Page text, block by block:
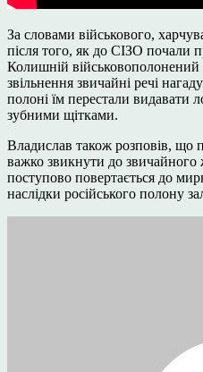
За словами військового,
після того, як до СІЗО почали
Колишній військовополонений
звільнення звичайні речі
полоні їм перестали видавати
зубними щітками.
Владислав також розповів, що
важко звикнути до звичайного
поступово повертається до
наслідки російського полону